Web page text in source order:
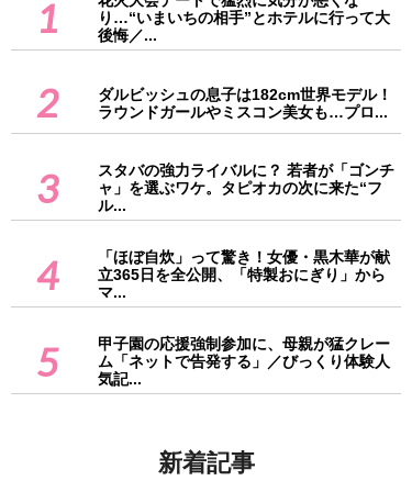
1
り…“いまいちの相手”とホテルに行って大
後悔／...
2
ダルビッシュの息子は182cm世界モデル！
ラウンドガールやミスコン美女も…プロ...
3
スタバの強力ライバルに？ 若者が「ゴンチ
ャ」を選ぶワケ。タピオカの次に来た“フ
ル...
4
「ほぼ自炊」って驚き！女優・黒木華が献
立365日を全公開、「特製おにぎり」から
マ...
5
甲子園の応援強制参加に、母親が猛クレー
ム「ネットで告発する」／びっくり体験人
気記...
新着記事